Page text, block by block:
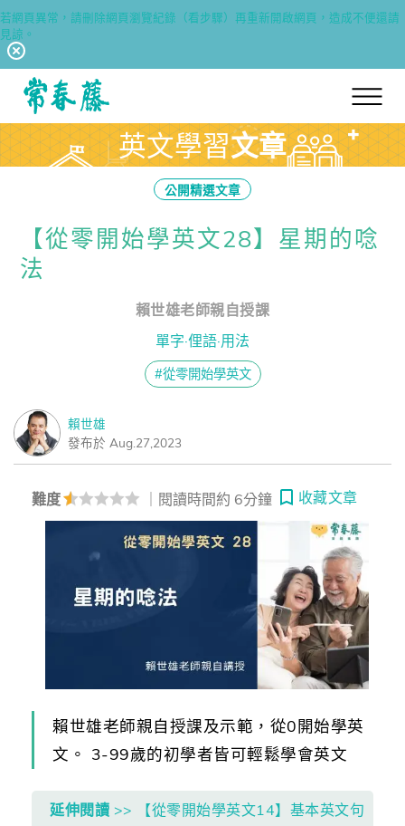
若網頁異常，請刪除網頁瀏覽紀錄（看步驟）再重新開啟網頁，造成不便還請
見諒。
回常春藤首頁 英文學習文章
公開精選文章
【從零開始學英文28】星期的唸
法
賴世雄老師親自授課
單字·俚語·用法
#從零開始學英文
賴世雄
發布於 Aug.27,2023
難度 ｜閱讀時間約 6分鐘 收藏文章
賴世雄老師親自授課及示範，從0開始學英
文。 3-99歲的初學者皆可輕鬆學會英文
延伸閱讀 >> 【從零開始學英文14】基本英文句